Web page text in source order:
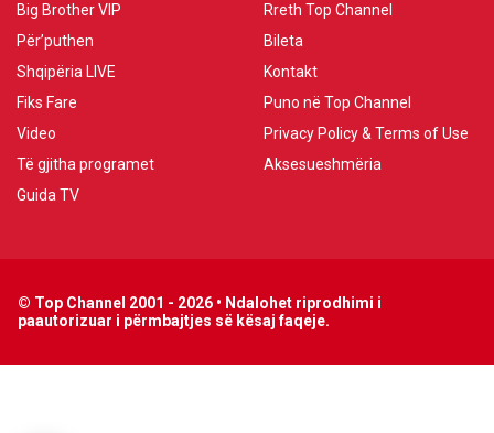
Big Brother VIP
Për’puthen
Shqipëria LIVE
Fiks Fare
Video
Të gjitha programet
Guida TV
Rreth Top Channel
Bileta
Kontakt
Puno në Top Channel
Privacy Policy & Terms of Use
Aksesueshmëria
© Top Channel 2001 - 2026 • Ndalohet riprodhimi i
paautorizuar i përmbajtjes së kësaj faqeje.